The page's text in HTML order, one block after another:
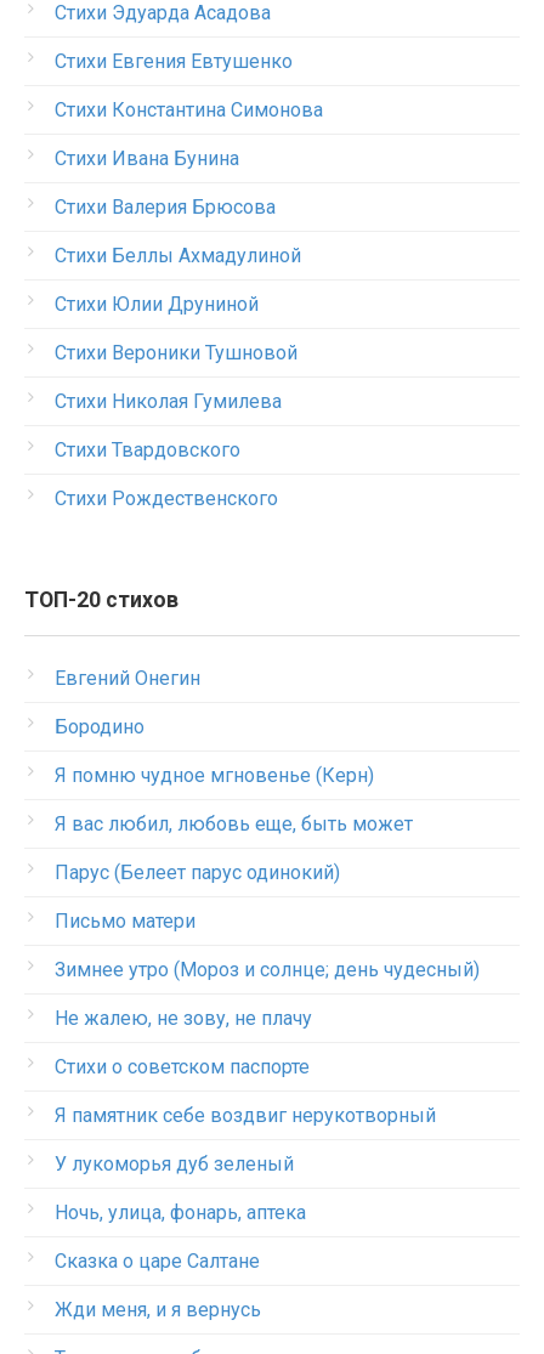
Стихи Эдуарда Асадова
Стихи Евгения Евтушенко
Стихи Константина Симонова
Стихи Ивана Бунина
Стихи Валерия Брюсова
Стихи Беллы Ахмадулиной
Стихи Юлии Друниной
Стихи Вероники Тушновой
Стихи Николая Гумилева
Стихи Твардовского
Стихи Рождественского
ТОП-20 стихов
Евгений Онегин
Бородино
Я помню чудное мгновенье (Керн)
Я вас любил, любовь еще, быть может
Парус (Белеет парус одинокий)
Письмо матери
Зимнее утро (Мороз и солнце; день чудесный)
Не жалею, не зову, не плачу
Стихи о советском паспорте
Я памятник себе воздвиг нерукотворный
У лукоморья дуб зеленый
Ночь, улица, фонарь, аптека
Сказка о царе Салтане
Жди меня, и я вернусь